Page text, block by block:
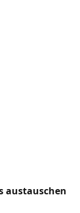
austauschen